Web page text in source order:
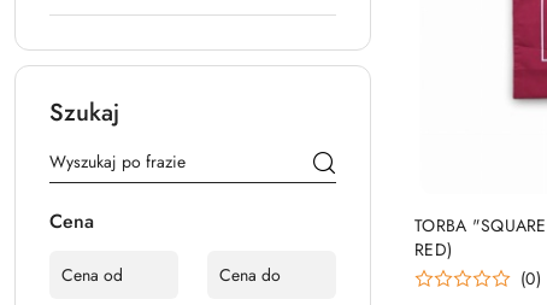
Szukaj
Cena
TORBA
RED)
(0)